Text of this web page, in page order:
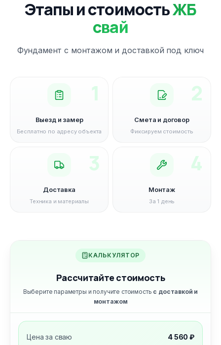
Этапы и стоимостьЖБ
свай
Фундамент с монтажом и доставкой под ключ
1
Выезд и замер
Бесплатно по адресу объекта
2
Смета и договор
Фиксируем стоимость
3
Доставка
Техника и материалы
4
Монтаж
За 1 день
КАЛЬКУЛЯТОР
Рассчитайте стоимость
Выберите параметры и получите стоимость с доставкой и
монтажом
Цена за сваю 4 560 ₽